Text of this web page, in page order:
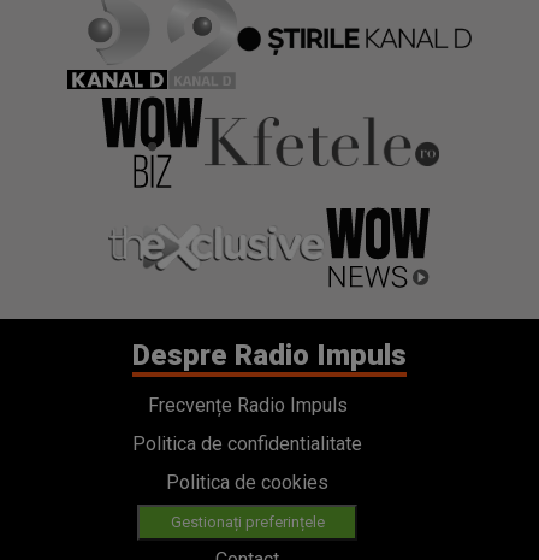
Despre Radio Impuls
Frecvențe Radio Impuls
Politica de confidentialitate
Politica de cookies
Gestionați preferințele